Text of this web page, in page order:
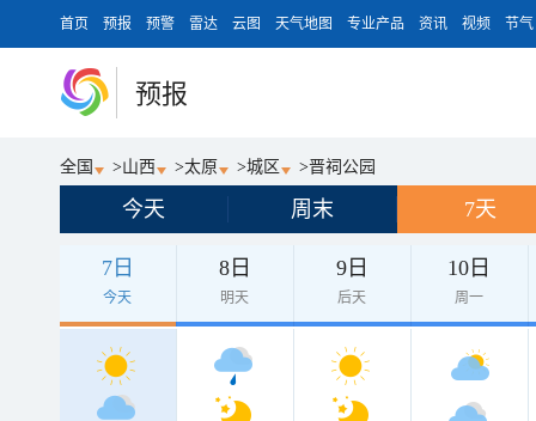
首页 预报 预警 雷达 云图 天气地图 专业产品 资讯 视频 节气
预报
全国 >山西 >太原 >城区 >晋祠公园
今天 周末 7天
7日
今天
8日
明天
9日
后天
10日
周一